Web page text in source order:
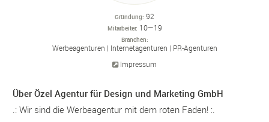
Gründung 92
Mitarbeiter 10—19
Branchen
Werbeagenturen Internetagenturen PR-Agenturen
Impressum
Über Özel Agentur für Design und Marketing GmbH
.: Wir sind die Werbeagentur mit dem roten Faden! :.